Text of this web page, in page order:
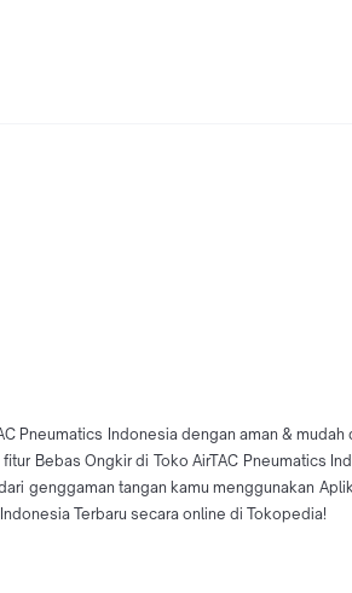
Pneumatics Indonesia dengan aman & mudah
Bebas Ongkir di Toko AirTAC Pneumatics
genggaman tangan kamu menggunakan
Terbaru secara online di Tokopedia!